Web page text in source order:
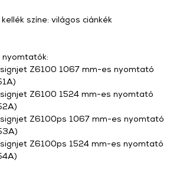
színe: világos ciánkék
nyomtatók:
Z6100 1067 mm-es nyomtató
Z6100 1524 mm-es nyomtató
Z6100ps 1067 mm-es nyomtató
Z6100ps 1524 mm-es nyomtató